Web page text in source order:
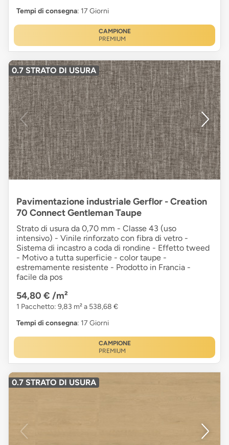
Tempi di consegna: 17 Giorni
CAMPIONE
PREMIUM
0.7 STRATO DI USURA
Pavimentazione industriale Gerflor - Creation
70 Connect Gentleman Taupe
Strato di usura da 0,70 mm - Classe 43 (uso
intensivo) - Vinile rinforzato con fibra di vetro -
Sistema di incastro a coda di rondine - Effetto tweed
- Motivo a tutta superficie - color taupe -
estremamente resistente - Prodotto in Francia -
facile da pos
54,80 € /m²
1 Pacchetto: 9,83 m² a 538,68 €
Tempi di consegna: 17 Giorni
CAMPIONE
PREMIUM
0.7 STRATO DI USURA